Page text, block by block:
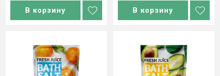
В корзину В корзину